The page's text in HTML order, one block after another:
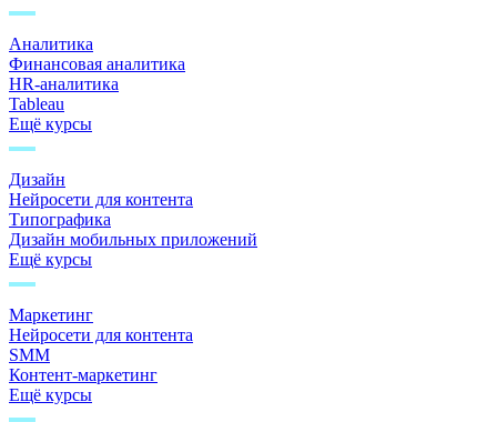
Аналитика
Финансовая аналитика
HR-аналитика
Tableau
Ещё курсы
Дизайн
Нейросети для контента
Типографика
Дизайн мобильных приложений
Ещё курсы
Маркетинг
Нейросети для контента
SMM
Контент-маркетинг
Ещё курсы